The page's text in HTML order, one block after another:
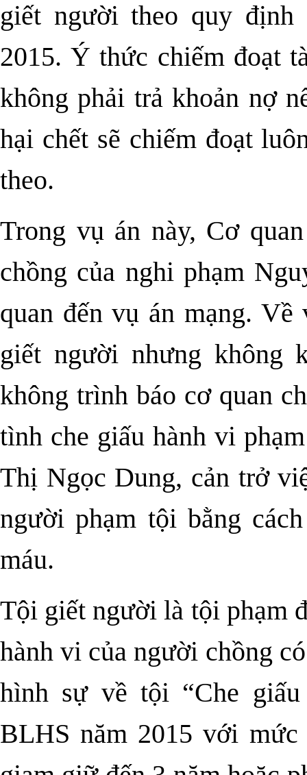
giết người theo quy
2015. Ý thức chiếm đoạt
không phải trả khoản nợ
hại chết sẽ chiếm đoạt
theo.
Trong vụ án này, Cơ
chồng của nghi phạm
quan đến vụ án mạng.
giết người nhưng không
không trình báo cơ quan
tình che giấu hành vi
Thị Ngọc Dung, cản trở
người phạm tội bằng
máu.
Tội giết người là tội phạm
hành vi của người chồng
hình sự về tội “Che
BLHS năm 2015 với